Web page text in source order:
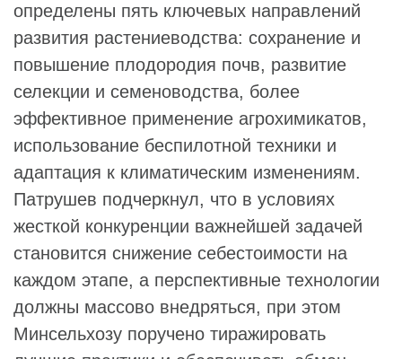
определены пять ключевых направлений
развития растениеводства: сохранение и
повышение плодородия почв, развитие
селекции и семеноводства, более
эффективное применение агрохимикатов,
использование беспилотной техники и
адаптация к климатическим изменениям.
Патрушев подчеркнул, что в условиях
жесткой конкуренции важнейшей задачей
становится снижение себестоимости на
каждом этапе, а перспективные технологии
должны массово внедряться, при этом
Минсельхозу поручено тиражировать